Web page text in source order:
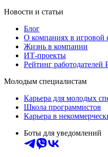
Новости и статьи
Блог
О компаниях в игровой
Жизнь в компании
ИТ-проекты
Рейтинг работодателей
Молодым специалистам
Карьера для молодых
Школа программистов
Карьера в
Боты для уведомлений